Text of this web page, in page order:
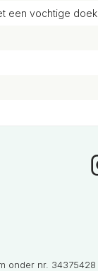
een vochtige doek
onder nr. 34375428